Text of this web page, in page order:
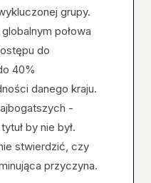
grupy.
połowa
do
40%
danego kraju.
-
by nie był.
stwierdzić, czy
przyczyna.